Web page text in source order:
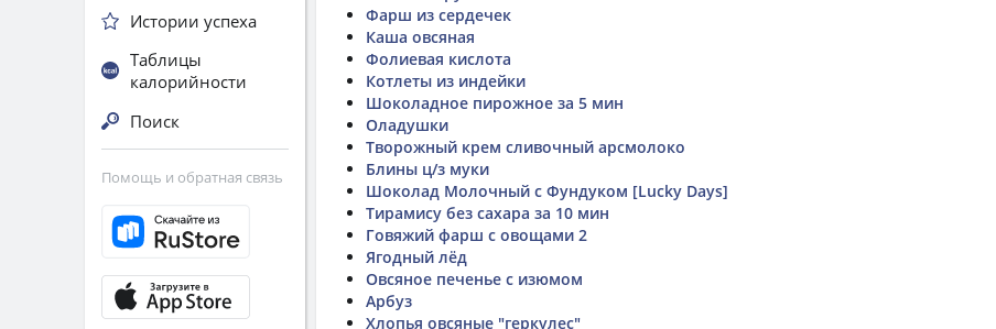
Фарш из сердечек
Каша овсяная
Фолиевая кислота
Котлеты из индейки
Шоколадное пирожное за 5 мин
Оладушки
Творожный крем сливочный арсмолоко
Блины ц/з муки
Шоколад Молочный с Фундуком [Lucky Days]
Тирамису без сахара за 10 мин
Говяжий фарш с овощами 2
Ягодный лёд
Овсяное печенье с изюмом
Арбуз
Хлопья овсяные "геркулес"
Истории успеха
Таблицы
калорийности
Поиск
Помощь и обратная связь